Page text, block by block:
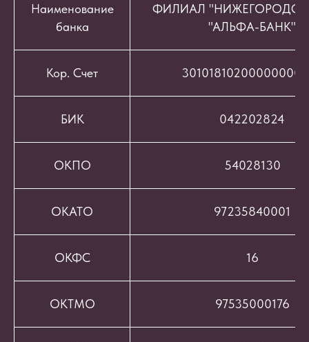
Наименование
банка
ФИЛИАЛ
"АЛЬФА-БАНК"
Кор. Счет
БИК 042202824
ОКПО 54028130
ОКАТО 97235840001
ОКФС 16
ОКТМО 97535000176